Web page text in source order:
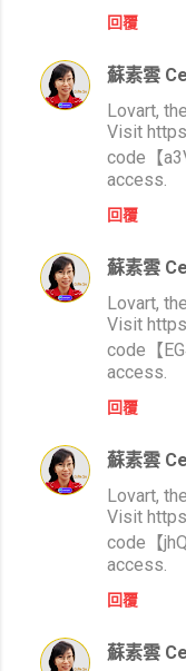
回覆
蘇素雲
Lovart,
Visit
code【
access.
回覆
蘇素雲
Lovart,
Visit
code【
access.
回覆
蘇素雲
Lovart,
Visit
code【
access.
回覆
蘇素雲